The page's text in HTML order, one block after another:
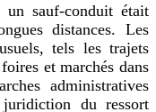
un sauf-conduit était
distances. Les
tels les trajets
et marchés dans
administratives
du ressort